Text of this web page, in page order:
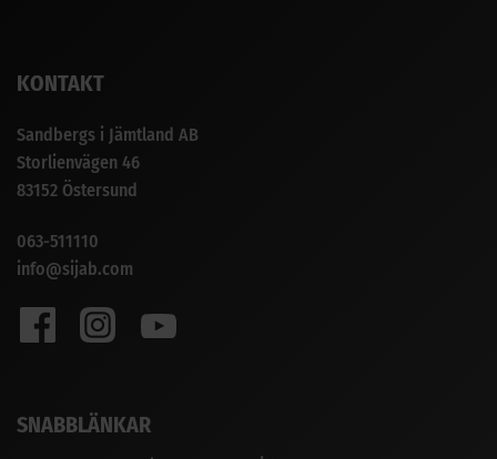
KONTAKT
Sandbergs i Jämtland AB
Storlienvägen 46
83152 Östersund
063-511110
info@sijab.com
SNABBLÄNKAR